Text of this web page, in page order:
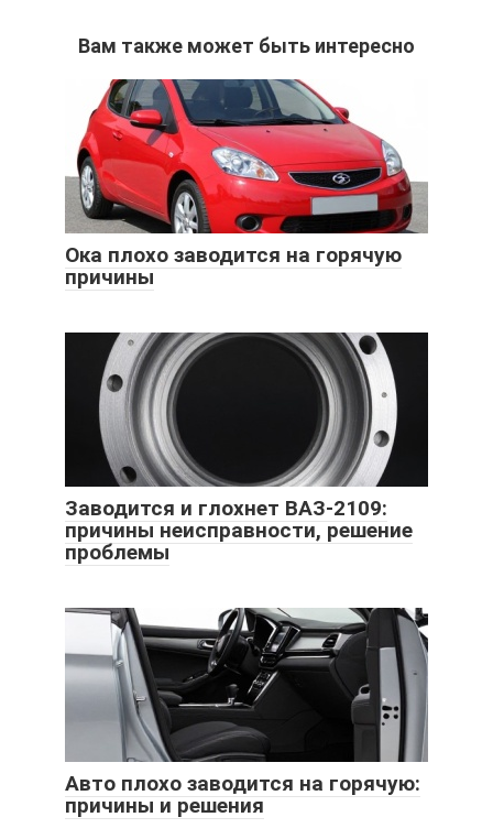
Вам также может быть интересно
Ока плохо заводится на горячую
причины
Заводится и глохнет ВАЗ-2109:
причины неисправности, решение
проблемы
Авто плохо заводится на горячую:
причины и решения